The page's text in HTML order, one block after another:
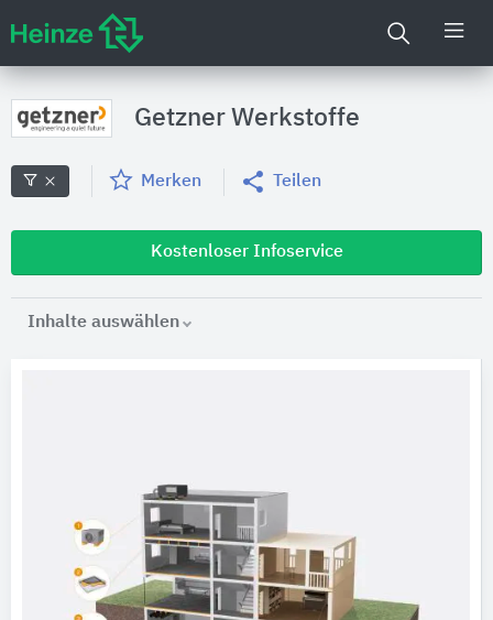
Getzner Werkstoffe
Merken Teilen
Kostenloser Infoservice
Inhalte auswählen